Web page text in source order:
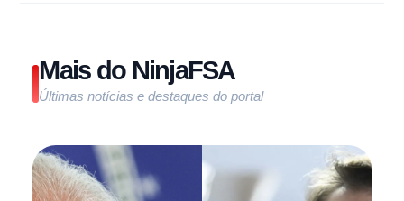
Mais do NinjaFSA
Últimas notícias e destaques do portal